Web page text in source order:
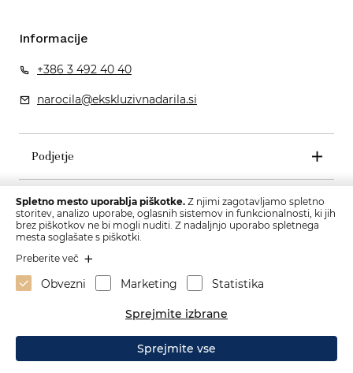
Informacije
+386 3 492 40 40
narocila@ekskluzivnadarila.si
Podjetje
Pogoji poslovanja
Spletno mesto uporablja piškotke. Z njimi zagotavljamo spletno
storitev, analizo uporabe, oglasnih sistemov in funkcionalnosti, ki jih
brez piškotkov ne bi mogli nuditi. Z nadaljnjo uporabo spletnega
mesta soglašate s piškotki.
Preberite več
Obvezni Marketing Statistika
Sprejmite izbrane
Sprejmite vse